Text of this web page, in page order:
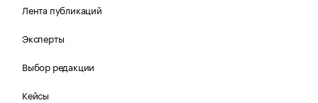
Лента публикаций
Эксперты
Выбор редакции
Кейсы